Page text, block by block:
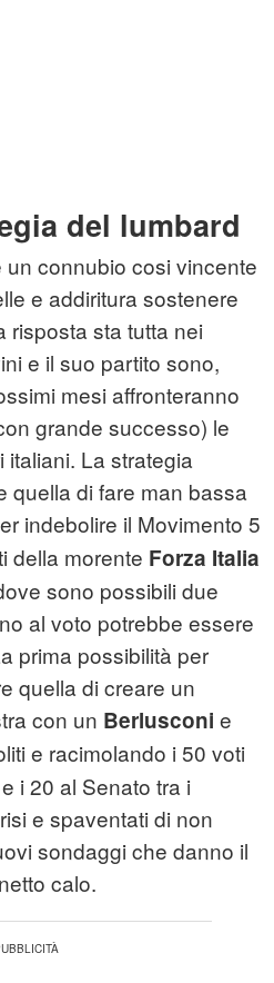
del lumbard
connubio cosi vincente
e addiritura sostenere
risposta sta tutta nei
e il suo partito sono,
mesi affronteranno
grande successo) le
La strategia
quella di fare man bassa
indebolire il Movimento 5
della morente Forza Italia
sono possibili due
al voto potrebbe essere
prima possibilità per
quella di creare un
con un Berlusconi e
e racimolando i 50 voti
i 20 al Senato tra i
e spaventati di non
sondaggi che danno il
calo.